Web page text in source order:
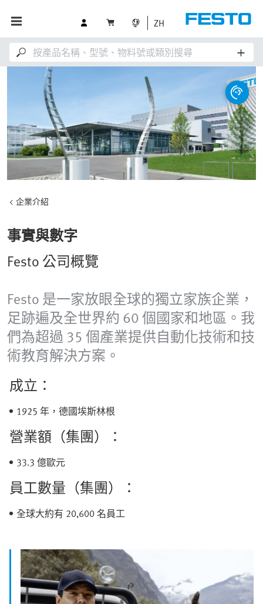
ZH
企業介紹
事實與數字
Festo 公司概覽
Festo 是一家放眼全球的獨立家族企業，
足跡遍及全世界約 60 個國家和地區。我
們為超過 35 個產業提供自動化技術和技
術教育解決方案。
成立：
1925 年，德國埃斯林根
營業額（集團）：
33.3 億歐元
員工數量（集團）：
全球大約有 20,600 名員工